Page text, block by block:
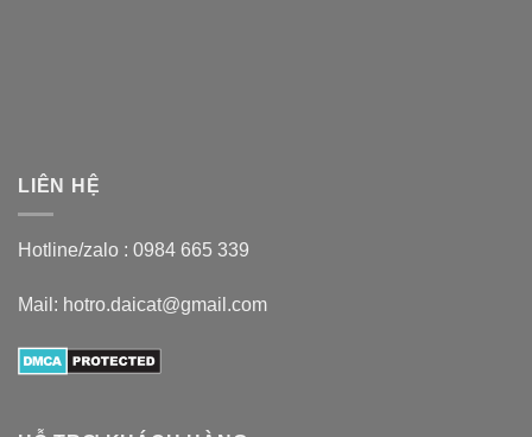
LIÊN HỆ
Hotline/zalo : 0984 665 339
Mail: hotro.daicat@gmail.com